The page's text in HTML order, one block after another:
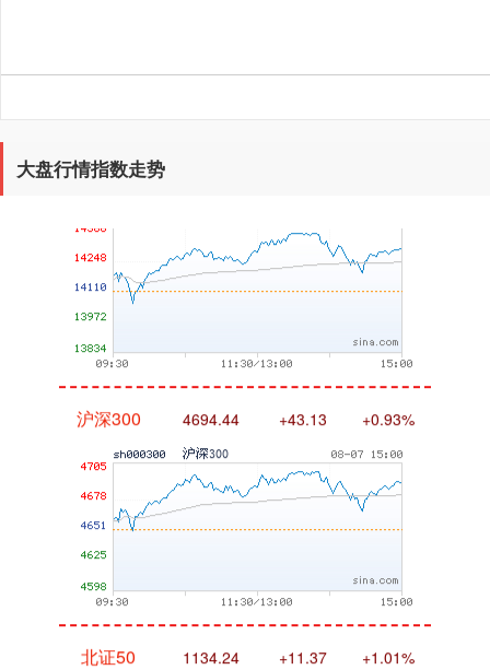
大盘行情指数走势
深证成指
沪深300
北证50